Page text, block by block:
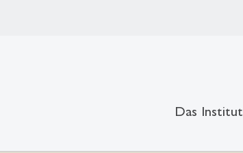
Das Institut